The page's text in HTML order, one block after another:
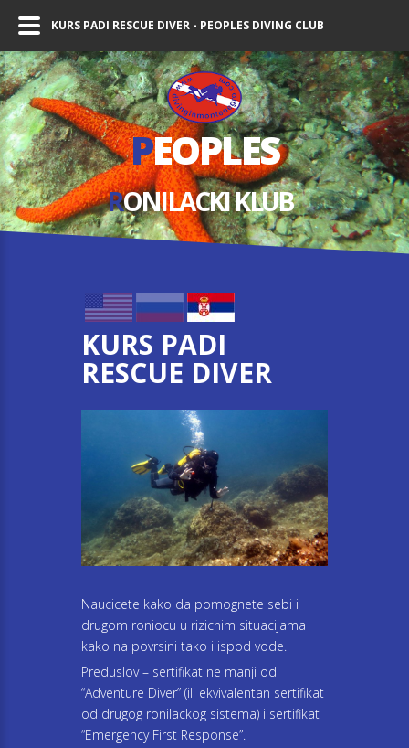
PEOPLES
RONILACKI KLUB
KURS PADI
RESCUE DIVER
Naucicete kako da pomognete sebi i
drugom roniocu u rizicnim situacijama
kako na povrsini tako i ispod vode.
Preduslov – sertifikat ne manji od
“Adventure Diver” (ili ekvivalentan sertifikat
od drugog ronilackog sistema) i sertifikat
“Emergency First Response”.
KURS PADI RESCUE DIVER - PEOPLES DIVING CLUB